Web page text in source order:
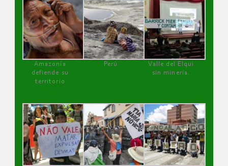
Amazonía
defiende su
territorio
Perú
Valle del Elqui
sin minería.